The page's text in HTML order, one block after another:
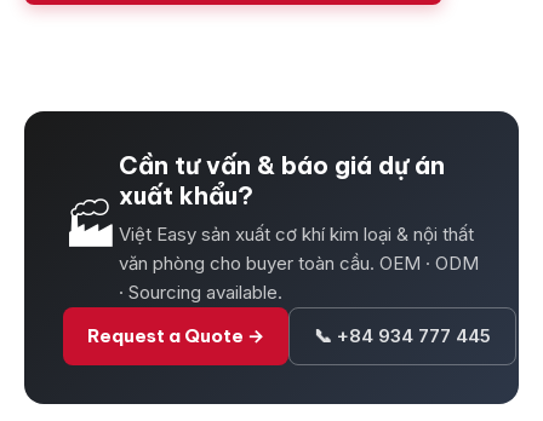
🏭
Cần tư vấn & báo giá dự án
xuất khẩu?
Việt Easy sản xuất cơ khí kim loại & nội thất
văn phòng cho buyer toàn cầu. OEM · ODM
· Sourcing available.
Request a Quote →
📞 +84 934 777 445